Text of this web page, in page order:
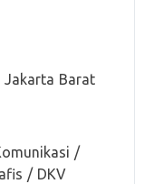
Jakarta Barat
/
/ DKV